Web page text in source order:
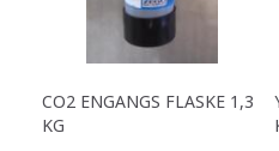
CO2 ENGANGS FLASKE 1,3
KG